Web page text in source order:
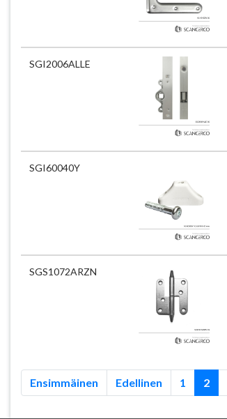
SGI2006ALLE
SGI60040Y
SGS1072ARZN
Ensimmäinen Edellinen 1 2